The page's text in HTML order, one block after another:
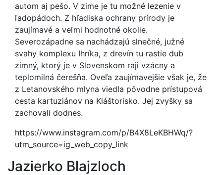
autom aj pešo. V zime je tu možné lezenie v
ľadopádoch. Z hľadiska ochrany prírody je
zaujímavé a veľmi hodnotné okolie.
Severozápadne sa nachádzajú slnečné, južné
svahy komplexu Ihríka, z drevín tu rastie dub
zimný, ktorý je v Slovenskom raji vzácny a
teplomilná čerešňa. Oveľa zaujímavejšie však je, že
z Letanovského mlyna viedla pôvodne prístupová
cesta kartuziánov na Kláštorisko. Jej zvyšky sa
zachovali dodnes.
https://www.instagram.com/p/B4X8LeKBHWq/?
utm_source=ig_web_copy_link
Jazierko Blajzloch